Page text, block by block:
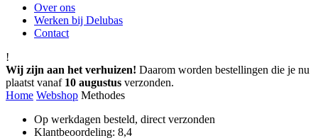
Over ons
Werken bij Delubas
Contact
!
Wij zijn aan het verhuizen! Daarom worden bestellingen die je nu
plaatst vanaf 10 augustus verzonden.
Home Webshop Methodes
Op werkdagen besteld, direct verzonden
Klantbeoordeling: 8,4